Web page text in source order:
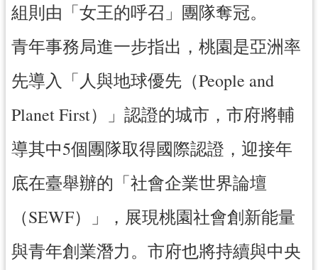
組則由「女王的呼召」團隊奪冠。
青年事務局進一步指出，桃園是亞洲率
先導入「人與地球優先（People and
Planet First）」認證的城市，市府將輔
導其中5個團隊取得國際認證，迎接年
底在臺舉辦的「社會企業世界論壇
（SEWF）」，展現桃園社會創新能量
與青年創業潛力。市府也將持續與中央